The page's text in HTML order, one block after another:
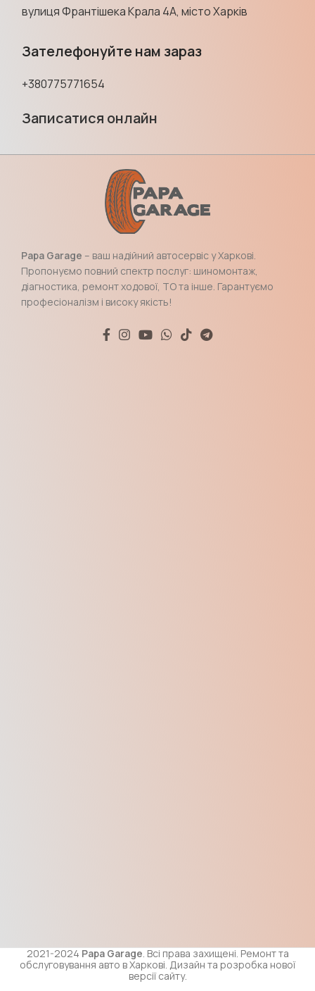
вулиця Франтішека Крала 4А, місто Харків
Зателефонуйте нам зараз
+380775771654
Записатися онлайн
Papa Garage – ваш надійний автосервіс у Харкові.
Пропонуємо повний спектр послуг: шиномонтаж,
діагностика, ремонт ходової, ТО та інше. Гарантуємо
професіоналізм і високу якість!
2021-2024 Papa Garage. Всі права захищені. Ремонт та
обслуговування авто в Харкові. Дизайн та розробка нової
версії сайту.